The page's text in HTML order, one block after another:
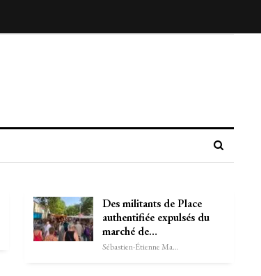
Des militants de Place
authentifiée expulsés du
marché de…
Sébastien-Étienne Marechal